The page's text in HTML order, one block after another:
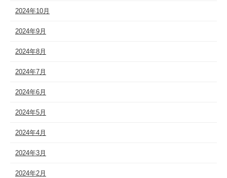
2024年10月
2024年9月
2024年8月
2024年7月
2024年6月
2024年5月
2024年4月
2024年3月
2024年2月